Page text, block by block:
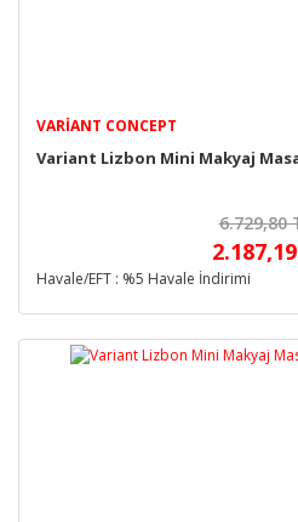
VARIANT CONCEPT
Variant Lizbon Mini Makyaj
6.729,80
Havale/EFT : %5 Havale İndirimi